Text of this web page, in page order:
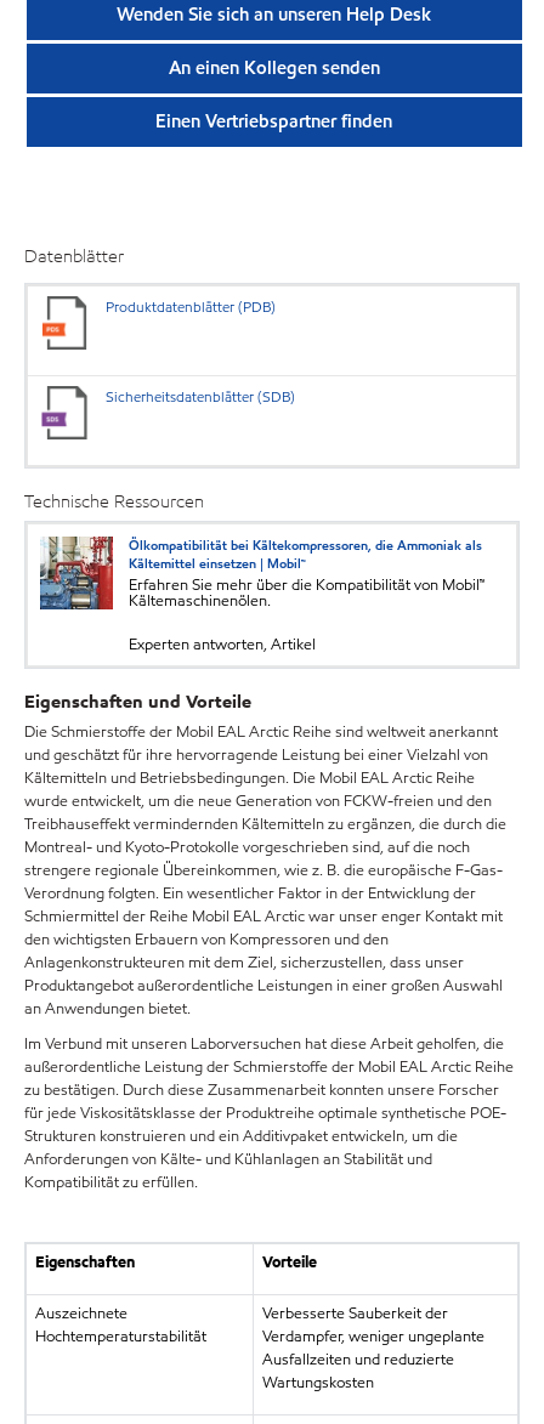
Wenden Sie sich an unseren Help Desk
An einen Kollegen senden
Einen Vertriebspartner finden
Datenblätter
Produktdatenblätter (PDB)
Sicherheitsdatenblätter (SDB)
Technische Ressourcen
Ölkompatibilität bei Kältekompressoren, die Ammoniak als
Kältemittel einsetzen | Mobil™
Erfahren Sie mehr über die Kompatibilität von Mobil™
Kältemaschinenölen.
Experten antworten, Artikel
Eigenschaften und Vorteile
Die Schmierstoffe der Mobil EAL Arctic Reihe sind weltweit anerkannt
und geschätzt für ihre hervorragende Leistung bei einer Vielzahl von
Kältemitteln und Betriebsbedingungen. Die Mobil EAL Arctic Reihe
wurde entwickelt, um die neue Generation von FCKW-freien und den
Treibhauseffekt vermindernden Kältemitteln zu ergänzen, die durch die
Montreal- und Kyoto-Protokolle vorgeschrieben sind, auf die noch
strengere regionale Übereinkommen, wie z. B. die europäische F-Gas-
Verordnung folgten. Ein wesentlicher Faktor in der Entwicklung der
Schmiermittel der Reihe Mobil EAL Arctic war unser enger Kontakt mit
den wichtigsten Erbauern von Kompressoren und den
Anlagenkonstrukteuren mit dem Ziel, sicherzustellen, dass unser
Produktangebot außerordentliche Leistungen in einer großen Auswahl
an Anwendungen bietet.
Im Verbund mit unseren Laborversuchen hat diese Arbeit geholfen, die
außerordentliche Leistung der Schmierstoffe der Mobil EAL Arctic Reihe
zu bestätigen. Durch diese Zusammenarbeit konnten unsere Forscher
für jede Viskositätsklasse der Produktreihe optimale synthetische POE-
Strukturen konstruieren und ein Additivpaket entwickeln, um die
Anforderungen von Kälte- und Kühlanlagen an Stabilität und
Kompatibilität zu erfüllen.
Eigenschaften Vorteile
Auszeichnete
Hochtemperaturstabilität
Verbesserte Sauberkeit der
Verdampfer, weniger ungeplante
Ausfallzeiten und reduzierte
Wartungskosten